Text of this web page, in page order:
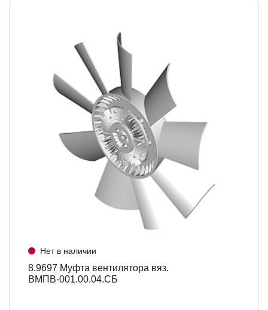
Нет в наличии
8.9697 Муфта вентилятора вяз.
ВМПВ-001.00.04.СБ